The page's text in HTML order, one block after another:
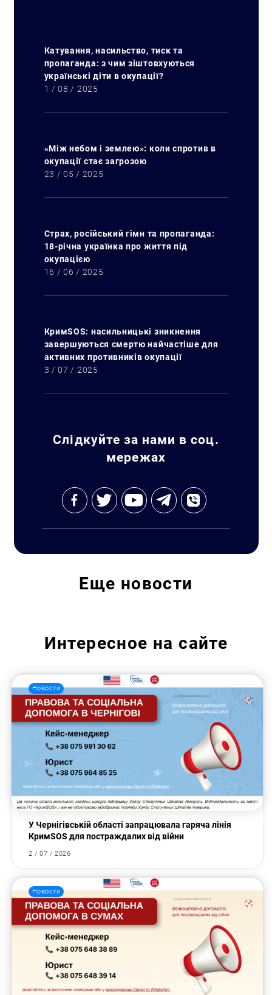
Катування, насильство, тиск та
пропаганда: з чим зіштовхуються
українські діти в окупації?
1 / 08 / 2025
«Між небом і землею»: коли спротив в
окупації стає загрозою
23 / 05 / 2025
Страх, російський гімн та пропаганда:
18-річна українка про життя під
окупацією
16 / 06 / 2025
КримSOS: насильницькі зникнення
завершуються смертю найчастіше для
активних противників окупації
3 / 07 / 2025
Слідкуйте за нами в соц.
мережах
Еще новости
Интересное на сайте
Новости
У Чернігівській області запрацювала гаряча лінія
КримSOS для постраждалих від війни
2 / 07 / 2026
Новости